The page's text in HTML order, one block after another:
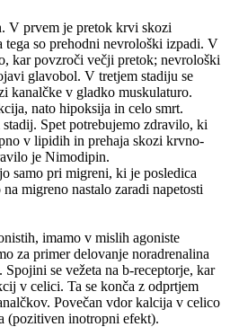
V prvem je pretok krvi skozi
tega so prehodni nevrološki izpadi. V
kar povzroči večji pretok; nevrološki
glavobol. V tretjem stadiju se
kanalčke v gladko muskulaturo.
nato hipoksija in celo smrt.
Spet potrebujemo zdravilo, ki
v lipidih in prehaja skozi krvno-
je Nimodipin.
samo pri migreni, ki je posledica
migreno nastalo zaradi napetosti
imamo v mislih agoniste
za primer delovanje noradrenalina
se vežeta na b-receptorje, kar
v celici. Ta se konča z odprtjem
Povečan vdor kalcija v celico
(pozitiven inotropni efekt).